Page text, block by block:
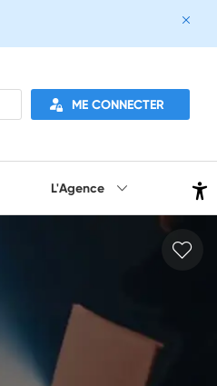
ME CONNECTER
L'Agence